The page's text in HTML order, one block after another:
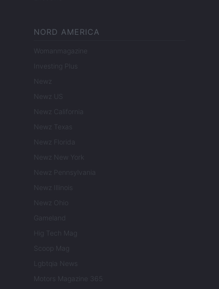
NORD AMERICA
Womanmagazine
Investing Plus
Newz
Newz US
Newz California
Newz Texas
Newz Florida
Newz New York
Newz Pennsylvania
Newz Illinois
Newz Ohio
Gameland
Hig Tech Mag
Scoop Mag
Lgbtqia News
Motors Magazine 365